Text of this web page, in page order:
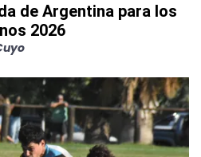
de Argentina para los
2026